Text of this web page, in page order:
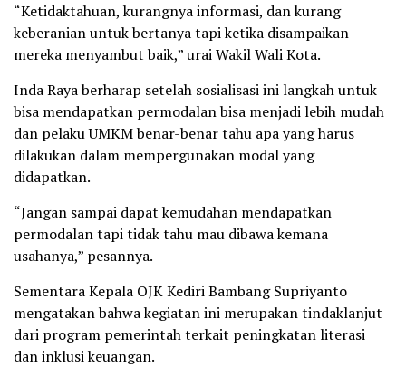
“Ketidaktahuan, kurangnya informasi, dan kurang
keberanian untuk bertanya tapi ketika disampaikan
mereka menyambut baik,” urai Wakil Wali Kota.
Inda Raya berharap setelah sosialisasi ini langkah untuk
bisa mendapatkan permodalan bisa menjadi lebih mudah
dan pelaku UMKM benar-benar tahu apa yang harus
dilakukan dalam mempergunakan modal yang
didapatkan.
“Jangan sampai dapat kemudahan mendapatkan
permodalan tapi tidak tahu mau dibawa kemana
usahanya,” pesannya.
Sementara Kepala OJK Kediri Bambang Supriyanto
mengatakan bahwa kegiatan ini merupakan tindaklanjut
dari program pemerintah terkait peningkatan literasi
dan inklusi keuangan.